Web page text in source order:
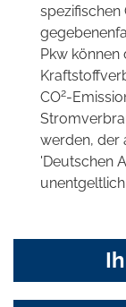
spezifischen
Pkw
CO2-
werden, der
'Deutschen